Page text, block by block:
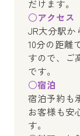
だけます。
○アクセス
JR大分駅か
10分の距離
すので、ご
です。
○宿泊
宿泊予約も
お客様も安
す。